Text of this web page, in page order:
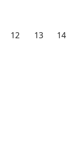
12 13 14